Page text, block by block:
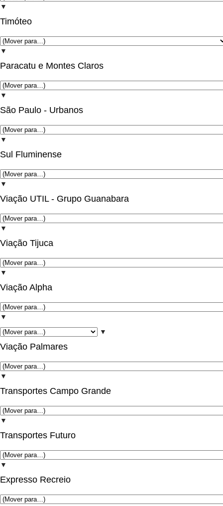
▼
Timóteo
▼
Paracatu e Montes Claros
▼
São Paulo - Urbanos
▼
Sul Fluminense
▼
Viação UTIL - Grupo Guanabara
▼
Viação Tijuca
▼
Viação Alpha
▼
▼
Viação Palmares
▼
Transportes Campo Grande
▼
Transportes Futuro
▼
Expresso Recreio